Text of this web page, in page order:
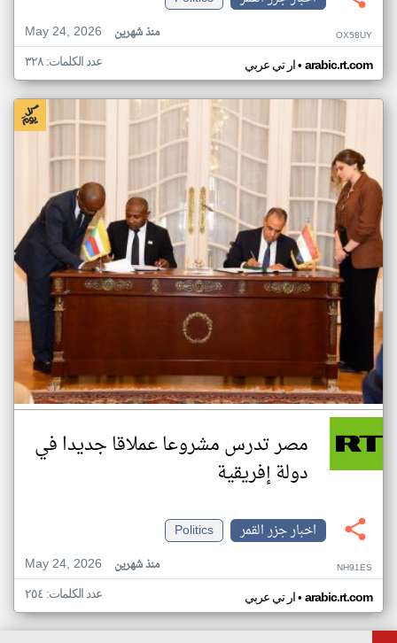
May 24, 2026
منذ شهرين OX58UY
ار تي عربي• arabic.rt.com عدد الكلمات: ٣٢٨
مصر تدرس مشروعا عملاقا جديدا في
دولة إفريقية
اخبار جزر القمر
Politics
May 24, 2026
منذ شهرين NH91ES
ار تي عربي• arabic.rt.com عدد الكلمات: ٢٥٤